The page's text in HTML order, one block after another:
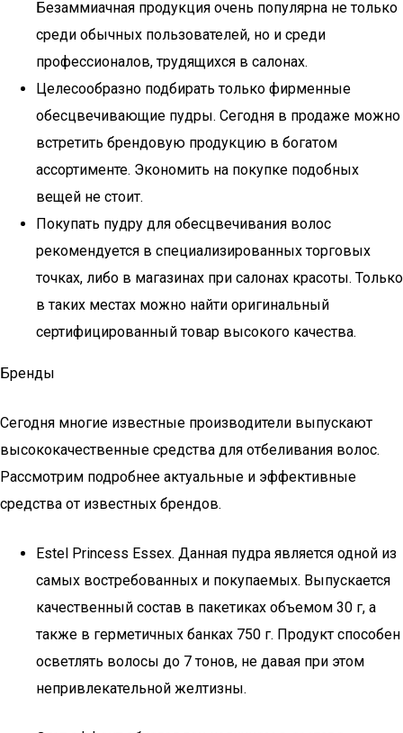
Безаммиачная продукция очень популярна не только
среди обычных пользователей, но и среди
профессионалов, трудящихся в салонах.
Целесообразно подбирать только фирменные
обесцвечивающие пудры. Сегодня в продаже можно
встретить брендовую продукцию в богатом
ассортименте. Экономить на покупке подобных
вещей не стоит.
Покупать пудру для обесцвечивания волос
рекомендуется в специализированных торговых
точках, либо в магазинах при салонах красоты. Только
в таких местах можно найти оригинальный
сертифицированный товар высокого качества.
Бренды
Сегодня многие известные производители выпускают
высококачественные средства для отбеливания волос.
Рассмотрим подробнее актуальные и эффективные
средства от известных брендов.
Estel Princess Essex. Данная пудра является одной из
самых востребованных и покупаемых. Выпускается
качественный состав в пакетиках объемом 30 г, а
также в герметичных банках 750 г. Продукт способен
осветлять волосы до 7 тонов, не давая при этом
непривлекательной желтизны.